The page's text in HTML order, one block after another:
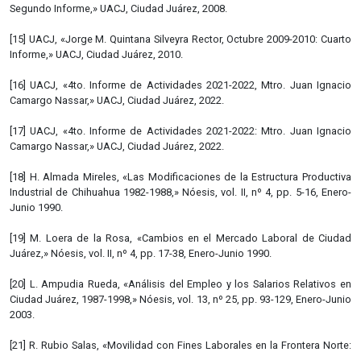
Segundo Informe,» UACJ, Ciudad Juárez, 2008.
[15] UACJ, «Jorge M. Quintana Silveyra Rector, Octubre 2009-2010: Cuarto
Informe,» UACJ, Ciudad Juárez, 2010.
[16] UACJ, «4to. Informe de Actividades 2021-2022, Mtro. Juan Ignacio
Camargo Nassar,» UACJ, Ciudad Juárez, 2022.
[17] UACJ, «4to. Informe de Actividades 2021-2022: Mtro. Juan Ignacio
Camargo Nassar,» UACJ, Ciudad Juárez, 2022.
[18] H. Almada Mireles, «Las Modificaciones de la Estructura Productiva
Industrial de Chihuahua 1982-1988,» Nóesis, vol. II, nº 4, pp. 5-16, Enero-
Junio 1990.
[19] M. Loera de la Rosa, «Cambios en el Mercado Laboral de Ciudad
Juárez,» Nóesis, vol. II, nº 4, pp. 17-38, Enero-Junio 1990.
[20] L. Ampudia Rueda, «Análisis del Empleo y los Salarios Relativos en
Ciudad Juárez, 1987-1998,» Nóesis, vol. 13, nº 25, pp. 93-129, Enero-Junio
2003.
[21] R. Rubio Salas, «Movilidad con Fines Laborales en la Frontera Norte: